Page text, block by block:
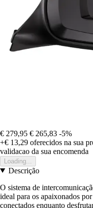
€ 279,95 € 265,83 -5%
+€ 13,29 oferecidos na sua
validacao da sua encomenda
Loading...
Descrição
O sistema de
ideal para os apaixonados
conectados enquanto